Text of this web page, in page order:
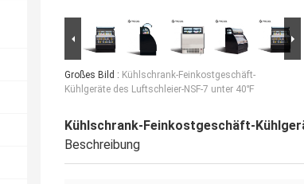
Großes Bild : Kühlschrank-Feinkostgeschäft-
Kühlgeräte des Luftschleier-NSF-7 unter 40℉
Kühlschrank-Feinkostgeschäft-
Beschreibung